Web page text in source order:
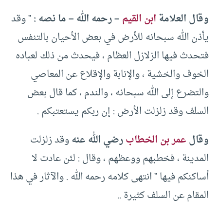
وقال العلامةابن القيم– رحمه الله – ما نصه :” وقد
يأذن الله سبحانه للأرض في بعض الأحيان بالتنفس
فتحدث فيها الزلازل العظام ، فيحدث من ذلك لعباده
الخوف والخشية ، والإنابة والإقلاع عن المعاصي
والتضرع إلى الله سبحانه ، والندم ، كما قال بعض
السلف وقد زلزلت الأرض : إن ربكم يستعتبكم .
وقالعمر بن الخطابرضي الله عنهوقد زلزلت
المدينة ، فخطبهم ووعظهم ، وقال : لئن عادت لا
أساكنكم فيها ” انتهى كلامه رحمه الله . والآثار في هذا
المقام عن السلف كثيرة ..